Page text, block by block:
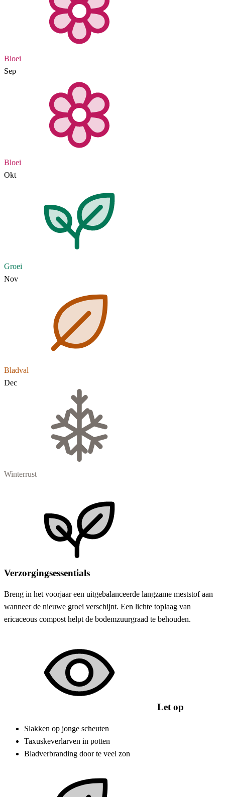
Bloei
Sep
Bloei
Okt
Groei
Nov
Bladval
Dec
Winterrust
Verzorgingsessentials
Breng in het voorjaar een uitgebalanceerde langzame meststof aan
wanneer de nieuwe groei verschijnt. Een lichte toplaag van
ericaceous compost helpt de bodemzuurgraad te behouden.
Let op
Slakken op jonge scheuten
Taxuskeverlarven in potten
Bladverbranding door te veel zon